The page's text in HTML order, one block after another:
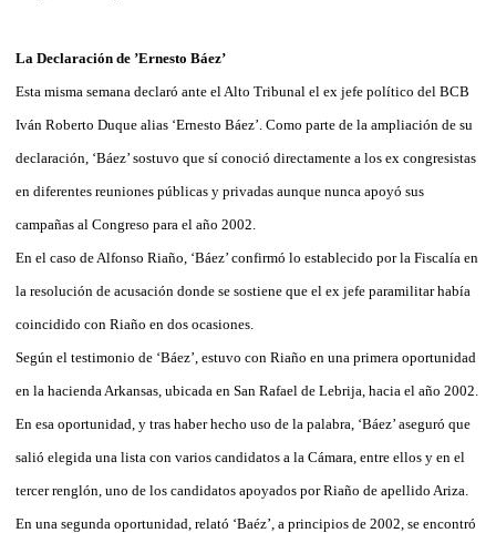
La Declaración de ’Ernesto Báez’
Esta misma semana declaró ante el Alto Tribunal el ex jefe político del BCB
Iván Roberto Duque alias ‘Ernesto Báez’. Como parte de la ampliación de su
declaración, ‘Báez’ sostuvo que sí conoció directamente a los ex congresistas
en diferentes reuniones públicas y privadas aunque nunca apoyó sus
campañas al Congreso para el año 2002.
En el caso de Alfonso Riaño, ‘Báez’ confirmó lo establecido por la Fiscalía en
la resolución de acusación donde se sostiene que el ex jefe paramilitar había
coincidido con Riaño en dos ocasiones.
Según el testimonio de ‘Báez’, estuvo con Riaño en una primera oportunidad
en la hacienda Arkansas, ubicada en San Rafael de Lebrija, hacia el año 2002.
En esa oportunidad, y tras haber hecho uso de la palabra, ‘Báez’ aseguró que
salió elegida una lista con varios candidatos a la Cámara, entre ellos y en el
tercer renglón, uno de los candidatos apoyados por Riaño de apellido Ariza.
En una segunda oportunidad, relató ‘Baéz’, a principios de 2002, se encontró